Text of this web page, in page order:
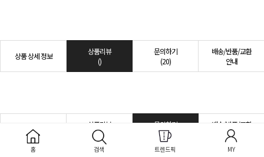
상품 상세 정보
상품리뷰
()
문의하기
(20)
배송/반품/교환
안내
상품 상세 정보
상품리뷰
()
문의하기
(20)
배송/반품/교환
안내
홈 검색 트렌드픽 MY